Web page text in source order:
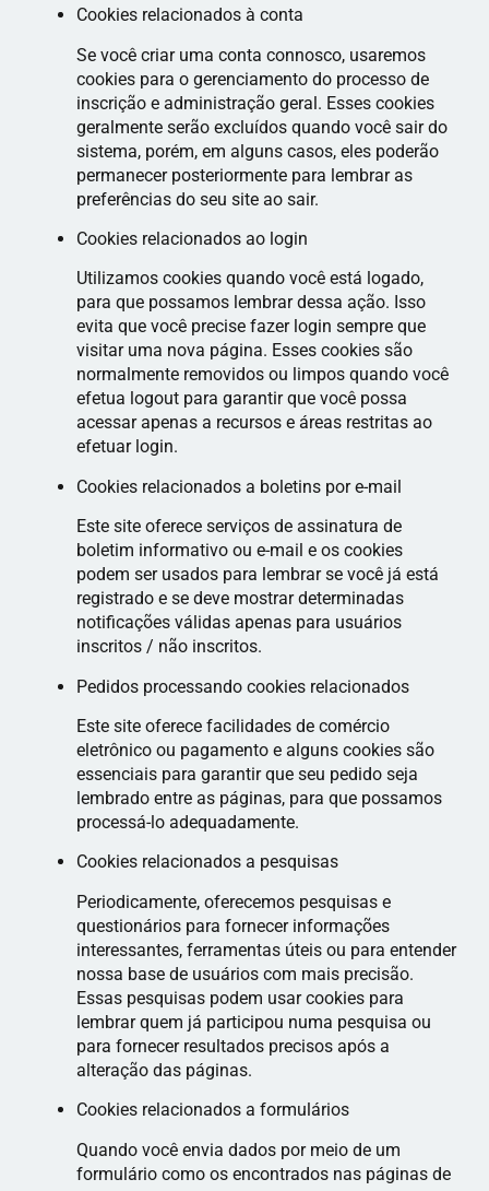
Cookies relacionados à conta
Se você criar uma conta connosco, usaremos
cookies para o gerenciamento do processo de
inscrição e administração geral. Esses cookies
geralmente serão excluídos quando você sair do
sistema, porém, em alguns casos, eles poderão
permanecer posteriormente para lembrar as
preferências do seu site ao sair.
Cookies relacionados ao login
Utilizamos cookies quando você está logado,
para que possamos lembrar dessa ação. Isso
evita que você precise fazer login sempre que
visitar uma nova página. Esses cookies são
normalmente removidos ou limpos quando você
efetua logout para garantir que você possa
acessar apenas a recursos e áreas restritas ao
efetuar login.
Cookies relacionados a boletins por e-mail
Este site oferece serviços de assinatura de
boletim informativo ou e-mail e os cookies
podem ser usados ​​para lembrar se você já está
registrado e se deve mostrar determinadas
notificações válidas apenas para usuários
inscritos / não inscritos.
Pedidos processando cookies relacionados
Este site oferece facilidades de comércio
eletrônico ou pagamento e alguns cookies são
essenciais para garantir que seu pedido seja
lembrado entre as páginas, para que possamos
processá-lo adequadamente.
Cookies relacionados a pesquisas
Periodicamente, oferecemos pesquisas e
questionários para fornecer informações
interessantes, ferramentas úteis ou para entender
nossa base de usuários com mais precisão.
Essas pesquisas podem usar cookies para
lembrar quem já participou numa pesquisa ou
para fornecer resultados precisos após a
alteração das páginas.
Cookies relacionados a formulários
Quando você envia dados por meio de um
formulário como os encontrados nas páginas de